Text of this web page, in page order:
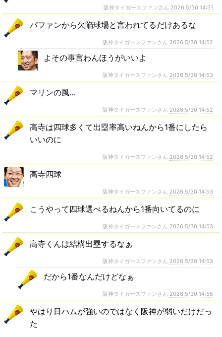
阪神タイガースファンさん 2026,5/30 14:51
パファンから欠陥球場と言われてるだけあるな
阪神タイガースファンさん 2026,5/30 14:52
よその事言わんほうがいいよ
阪神タイガースファンさん 2026,5/30 14:53
マリンの風…
阪神タイガースファンさん 2026,5/30 14:52
高寺は四球多くて出塁率高いねんから1番にしたら
いいのに
阪神タイガースファンさん 2026,5/30 14:52
高寺四球
阪神タイガースファンさん 2026,5/30 14:53
こうやって四球選べるねんから1番向いてるのに
阪神タイガースファンさん 2026,5/30 14:53
高寺くんは結構出塁するなぁ
阪神タイガースファンさん 2026,5/30 14:53
だから1番なんだけどなぁ
阪神タイガースファンさん 2026,5/30 14:55
やはり日ハムが強いのではなく阪神が弱いだけだっ
た